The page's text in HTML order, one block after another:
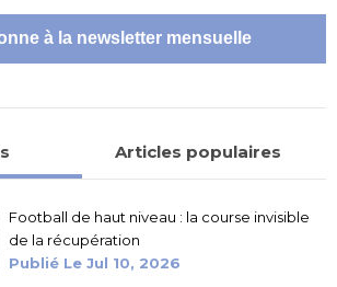
Articles populaires
Football de haut niveau : la course invisible
de la récupération
Publié Le Jul 10, 2026